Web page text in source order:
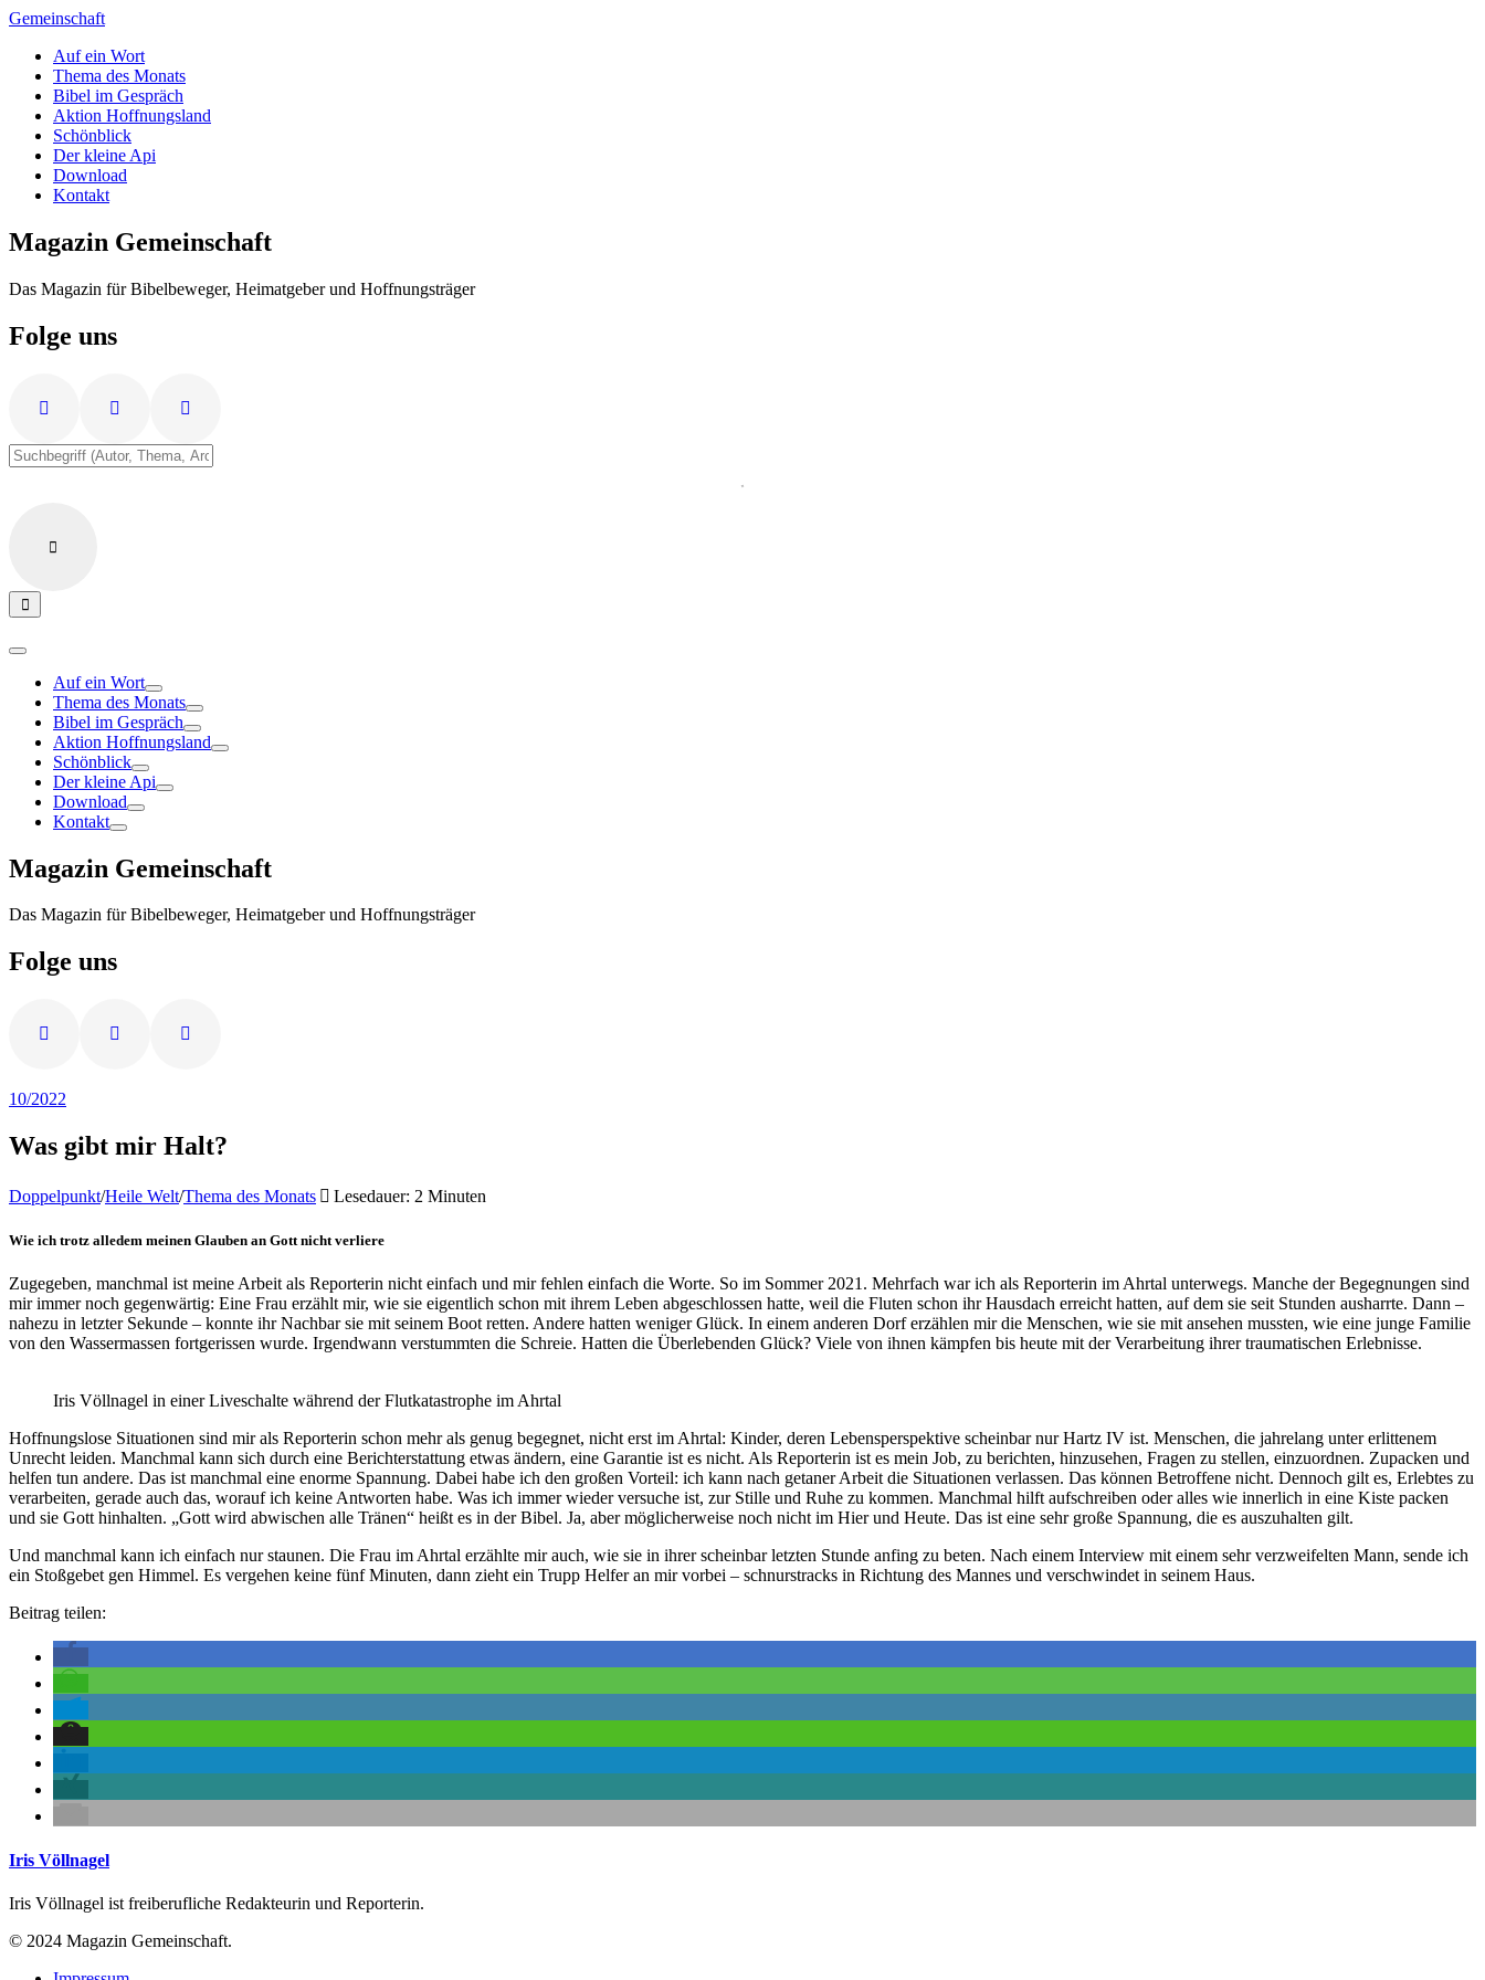
Zum
springen
Gemeinschaft
Auf ein Wort
Thema des Monats
Bibel im Gespräch
Aktion Hoffnungsland
Schönblick
Der kleine Api
Download
Kontakt
Magazin Gemeinschaft
Das Magazin für Bibelbeweger, Heimatgeber und Hoffnungsträger
Folge uns
Auf ein Wort
Thema des Monats
Bibel im Gespräch
Aktion Hoffnungsland
Schönblick
Der kleine Api
Download
Kontakt
Magazin Gemeinschaft
Das Magazin für Bibelbeweger, Heimatgeber und Hoffnungsträger
Folge uns
10/2022
Was gibt mir Halt?
Doppelpunkt/Heile Welt/Thema des Monats Lesedauer: 2 Minuten
Wie ich trotz alledem meinen Glauben an Gott nicht verliere
Zugegeben, manchmal ist meine Arbeit als Reporterin nicht einfach und mir fehlen einfach die Worte. So im Sommer 2021. Mehrfach war ich als Reporterin im Ahrtal unterwegs. Manche der Begegnungen sind
mir immer noch gegenwärtig: Eine Frau erzählt mir, wie sie eigentlich schon mit ihrem Leben abgeschlossen hatte, weil die Fluten schon ihr Hausdach erreicht hatten, auf dem sie seit Stunden ausharrte. Dann –
nahezu in letzter Sekunde – konnte ihr Nachbar sie mit seinem Boot retten. Andere hatten weniger Glück. In einem anderen Dorf erzählen mir die Menschen, wie sie mit ansehen mussten, wie eine junge Familie
von den Wassermassen fortgerissen wurde. Irgendwann verstummten die Schreie. Hatten die Überlebenden Glück? Viele von ihnen kämpfen bis heute mit der Verarbeitung ihrer traumatischen Erlebnisse.
Iris Völlnagel in einer Liveschalte während der Flutkatastrophe im Ahrtal
Hoffnungslose Situationen sind mir als Reporterin schon mehr als genug begegnet, nicht erst im Ahrtal: Kinder, deren Lebensperspektive scheinbar nur Hartz IV ist. Menschen, die jahrelang unter erlittenem
Unrecht leiden. Manchmal kann sich durch eine Berichterstattung etwas ändern, eine Garantie ist es nicht. Als Reporterin ist es mein Job, zu berichten, hinzusehen, Fragen zu stellen, einzuordnen. Zupacken und
helfen tun andere. Das ist manchmal eine enorme Spannung. Dabei habe ich den großen Vorteil: ich kann nach getaner Arbeit die Situationen verlassen. Das können Betroffene nicht. Dennoch gilt es, Erlebtes zu
verarbeiten, gerade auch das, worauf ich keine Antworten habe. Was ich immer wieder versuche ist, zur Stille und Ruhe zu kommen. Manchmal hilft aufschreiben oder alles wie innerlich in eine Kiste packen
und sie Gott hinhalten. „Gott wird abwischen alle Tränen“ heißt es in der Bibel. Ja, aber möglicherweise noch nicht im Hier und Heute. Das ist eine sehr große Spannung, die es auszuhalten gilt.
Und manchmal kann ich einfach nur staunen. Die Frau im Ahrtal erzählte mir auch, wie sie in ihrer scheinbar letzten Stunde anfing zu beten. Nach einem Interview mit einem sehr verzweifelten Mann, sende ich
ein Stoßgebet gen Himmel. Es vergehen keine fünf Minuten, dann zieht ein Trupp Helfer an mir vorbei – schnurstracks in Richtung des Mannes und verschwindet in seinem Haus.
Beitrag teilen:
Iris Völlnagel
Iris Völlnagel ist freiberufliche Redakteurin und Reporterin.
© 2024 Magazin Gemeinschaft.